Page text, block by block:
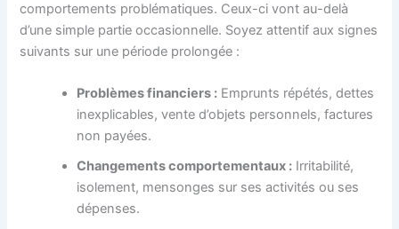
comportements problématiques. Ceux-ci vont au-delà
d’une simple partie occasionnelle. Soyez attentif aux signes
suivants sur une période prolongée :
Problèmes financiers : Emprunts répétés, dettes
inexplicables, vente d’objets personnels, factures
non payées.
Changements comportementaux : Irritabilité,
isolement, mensonges sur ses activités ou ses
dépenses.